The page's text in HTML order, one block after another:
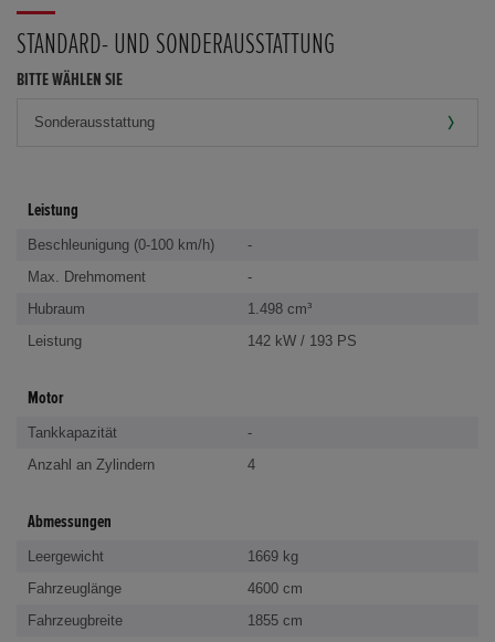
STANDARD- UND SONDERAUSSTATTUNG
BITTE WÄHLEN SIE
Leistung
Beschleunigung (0-100 km/h)
-
Max. Drehmoment
-
Hubraum
1.498 cm³
Leistung
142 kW / 193 PS
Motor
Tankkapazität
-
Anzahl an Zylindern
4
Abmessungen
Leergewicht
1669 kg
Fahrzeuglänge
4600 cm
Fahrzeugbreite
1855 cm